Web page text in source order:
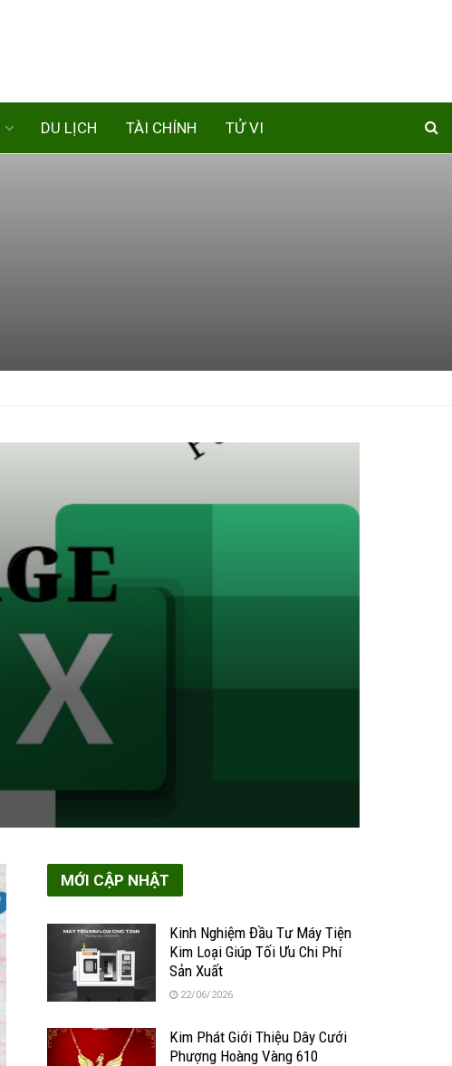
DU LỊCH TÀI CHÍNH TỬ VI
MỚI CẬP NHẬT
Kinh Nghiệm Đầu Tư Máy Tiện
Kim Loại Giúp Tối Ưu Chi Phí
Sản Xuất
22/06/2026
Kim Phát Giới Thiệu Dây Cưới
Phượng Hoàng Vàng 610